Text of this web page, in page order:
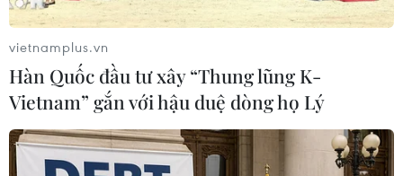
TIN LIÊN QUAN
vietnamplus.vn
Hàn Quốc đầu tư xây “Thung lũng K-
Vietnam” gắn với hậu duệ dòng họ Lý